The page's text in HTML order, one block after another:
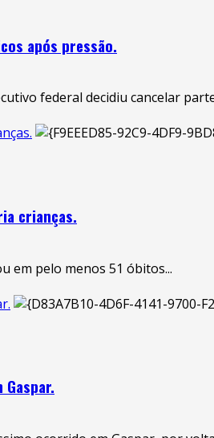
após pressão.
federal decidiu cancelar
crianças.
em pelo menos 51 óbitos...